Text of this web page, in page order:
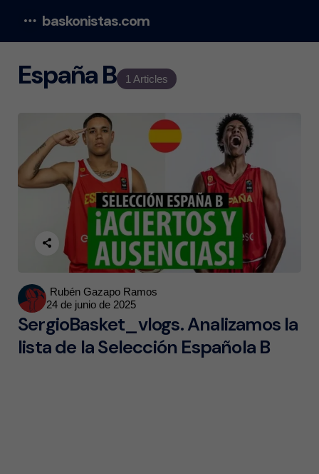
baskonistas.com
1 Articles
España B
Posted
by
Rubén Gazapo Ramos
24 de junio de 2025
SergioBasket_vlogs. Analizamos la
lista de la Selección Española B